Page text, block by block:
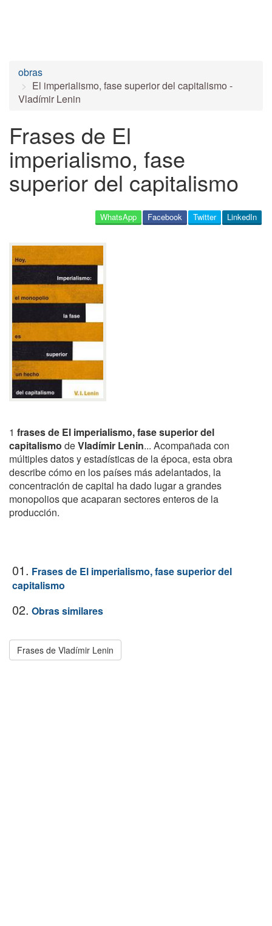
obras
El imperialismo, fase superior del capitalismo -
Vladímir Lenin
Frases de El
imperialismo, fase
superior del capitalismo
LinkedIn
Twitter
Facebook
WhatsApp
1 frases de El imperialismo, fase superior del
capitalismo deVladímir Lenin... Acompañada con
múltiples datos y estadísticas de la época, esta obra
describe cómo en los países más adelantados, la
concentración de capital ha dado lugar a grandes
monopolios que acaparan sectores enteros de la
producción.
01. Frases de El imperialismo, fase superior del
capitalismo
02. Obras similares
Frases de Vladímir Lenin